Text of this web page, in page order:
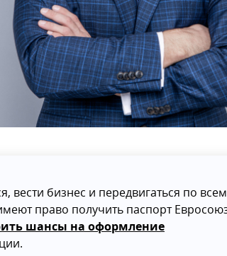
вести бизнес и передвигаться по
право получить паспорт
шансы на оформление